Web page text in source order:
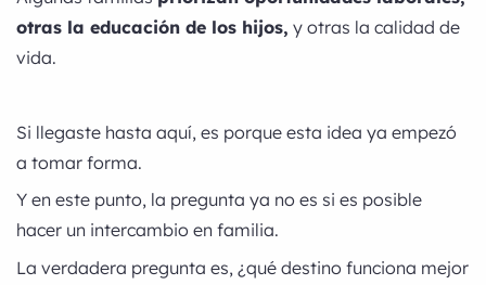
otras la educación de los hijos, y otras la calidad de
vida.
Si llegaste hasta aquí, es porque esta idea ya empezó
a tomar forma.
Y en este punto, la pregunta ya no es si es posible
hacer un intercambio en familia.
La verdadera pregunta es, ¿qué destino funciona mejor